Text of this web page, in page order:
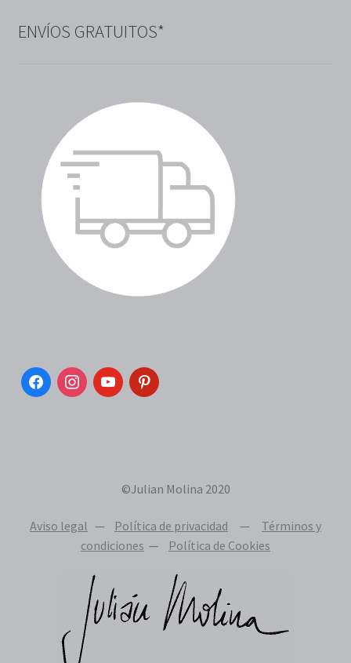
ENVÍOS GRATUITOS*
facebookinstagramyoutubepinterest
©Julian Molina 2020
Aviso legal — Política de privacidad — Términos y
condiciones — Política de Cookies